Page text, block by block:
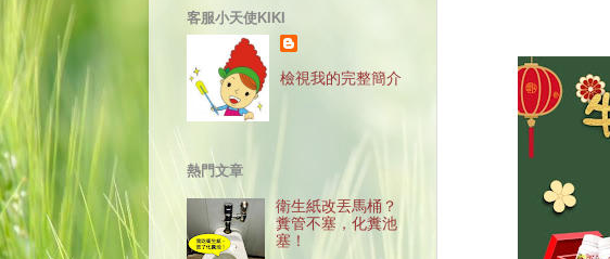
客服小天使KIKI
檢視我的完整簡介
熱門文章
衛生紙改丟馬桶？
糞管不塞，化糞池
塞！